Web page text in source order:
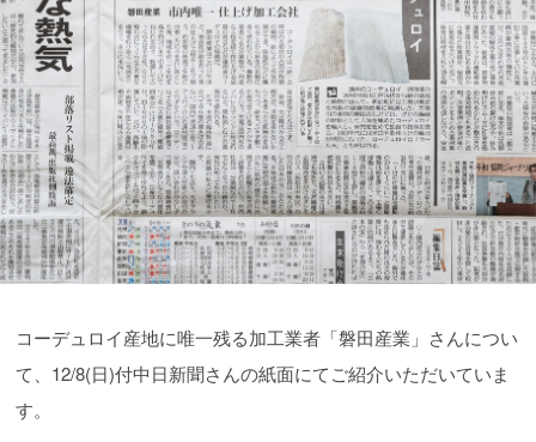
コーデュロイ産地に唯一残る加工業者「磐田産業」さんについ
て、12/8(日)付中日新聞さんの紙面にてご紹介いただいていま
す。